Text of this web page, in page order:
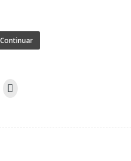
Continuar